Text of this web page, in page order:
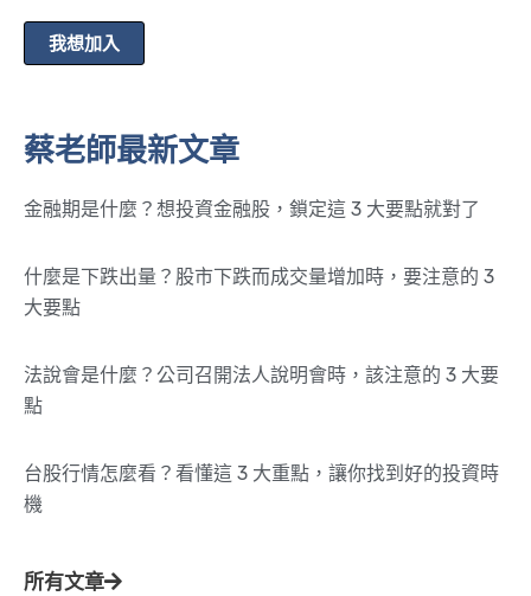
我想加入
蔡老師最新文章
金融期是什麼？想投資金融股，鎖定這 3 大要點就對了
什麼是下跌出量？股市下跌而成交量增加時，要注意的 3
大要點
法說會是什麼？公司召開法人說明會時，該注意的 3 大要
點
台股行情怎麼看？看懂這 3 大重點，讓你找到好的投資時
機
所有文章